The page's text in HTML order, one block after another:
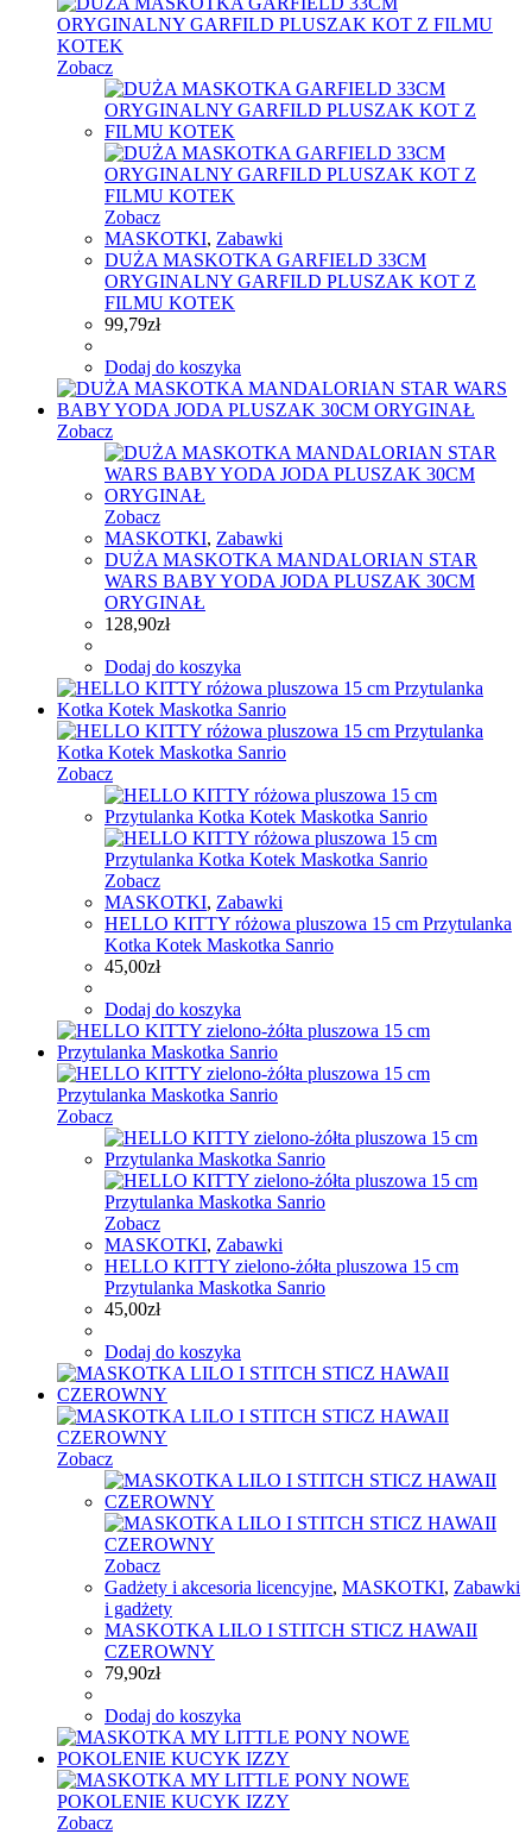
Zobacz
Zobacz
MASKOTKI, Zabawki
DUŻA MASKOTKA GARFIELD 33CM
ORYGINALNY GARFILD PLUSZAK KOT Z
FILMU KOTEK
99,79zł
Dodaj do koszyka
Zobacz
Zobacz
MASKOTKI, Zabawki
DUŻA MASKOTKA MANDALORIAN STAR
WARS BABY YODA JODA PLUSZAK 30CM
ORYGINAŁ
128,90zł
Dodaj do koszyka
Zobacz
Zobacz
MASKOTKI, Zabawki
HELLO KITTY różowa pluszowa 15 cm Przytulanka
Kotka Kotek Maskotka Sanrio
45,00zł
Dodaj do koszyka
Zobacz
Zobacz
MASKOTKI, Zabawki
HELLO KITTY zielono-żółta pluszowa 15 cm
Przytulanka Maskotka Sanrio
45,00zł
Dodaj do koszyka
Zobacz
Zobacz
Gadżety i akcesoria licencyjne, MASKOTKI, Zabawki
i gadżety
MASKOTKA LILO I STITCH STICZ HAWAII
CZEROWNY
79,90zł
Dodaj do koszyka
Zobacz